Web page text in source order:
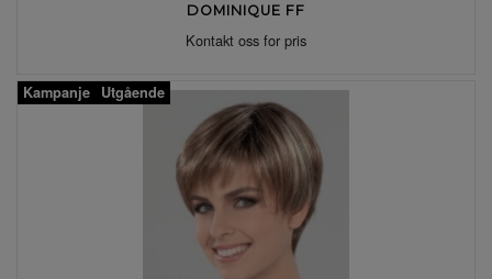
DOMINIQUE FF
Kontakt oss for pris
Kampanje Utgående